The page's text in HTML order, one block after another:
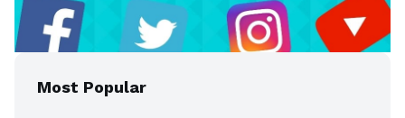
Most Popular